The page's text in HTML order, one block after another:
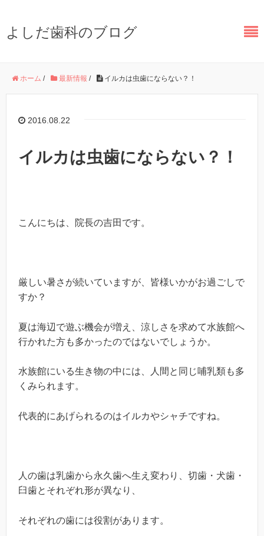
よしだ歯科のブログ
ホーム / 最新情報 / イルカは虫歯にならない？！
2016.08.22
イルカは虫歯にならない？！
こんにちは、院長の吉田です。
厳しい暑さが続いていますが、皆様いかがお過ごしで
すか？
夏は海辺で遊ぶ機会が増え、涼しさを求めて水族館へ
行かれた方も多かったのではないでしょうか。
水族館にいる生き物の中には、人間と同じ哺乳類も多
くみられます。
代表的にあげられるのはイルカやシャチですね。
人の歯は乳歯から永久歯へ生え変わり、切歯・犬歯・
臼歯とそれぞれ形が異なり、
それぞれの歯には役割があります。